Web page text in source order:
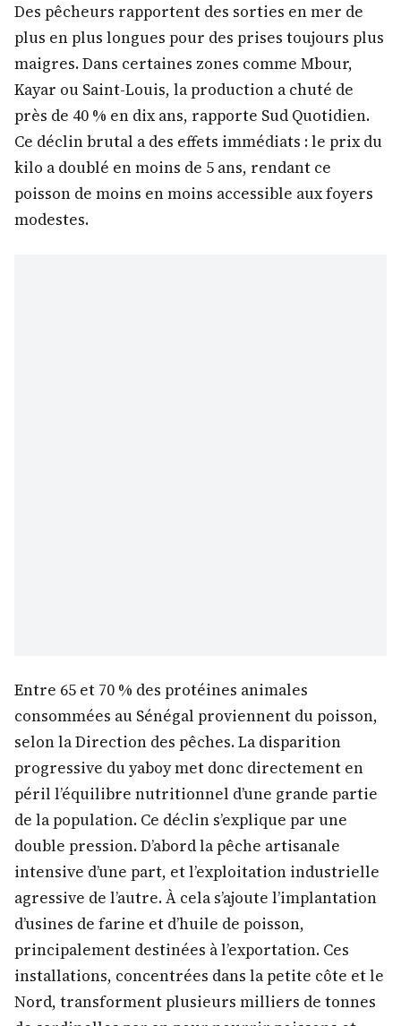
Des pêcheurs rapportent des sorties en mer de
plus en plus longues pour des prises toujours plus
maigres. Dans certaines zones comme Mbour,
Kayar ou Saint-Louis, la production a chuté de
près de 40 % en dix ans, rapporte Sud Quotidien.
Ce déclin brutal a des effets immédiats : le prix du
kilo a doublé en moins de 5 ans, rendant ce
poisson de moins en moins accessible aux foyers
modestes.
Entre 65 et 70 % des protéines animales
consommées au Sénégal proviennent du poisson,
selon la Direction des pêches. La disparition
progressive du yaboy met donc directement en
péril l’équilibre nutritionnel d’une grande partie
de la population. Ce déclin s’explique par une
double pression. D’abord la pêche artisanale
intensive d’une part, et l’exploitation industrielle
agressive de l’autre. À cela s’ajoute l’implantation
d’usines de farine et d’huile de poisson,
principalement destinées à l’exportation. Ces
installations, concentrées dans la petite côte et le
Nord, transforment plusieurs milliers de tonnes